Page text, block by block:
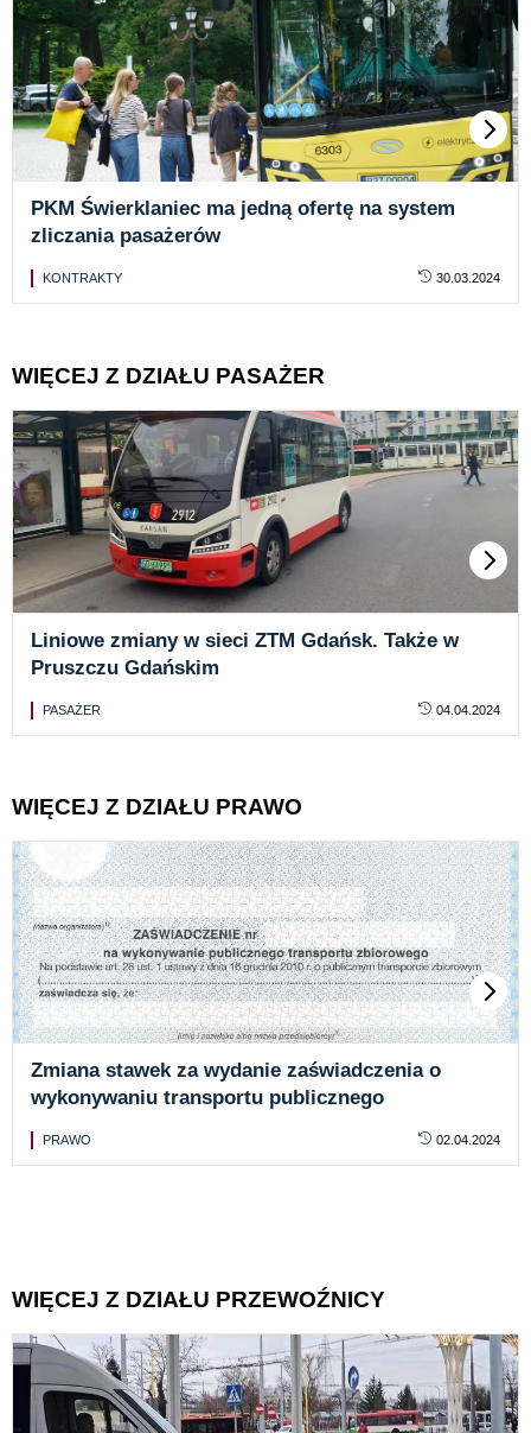
PKM Świerklaniec ma jedną ofertę na system
zliczania pasażerów
KONTRAKTY 30.03.2024
WIĘCEJ Z DZIAŁU PASAŻER
Liniowe zmiany w sieci ZTM Gdańsk. Także w
Pruszczu Gdańskim
PASAŻER 04.04.2024
WIĘCEJ Z DZIAŁU PRAWO
Zmiana stawek za wydanie zaświadczenia o
wykonywaniu transportu publicznego
PRAWO 02.04.2024
WIĘCEJ Z DZIAŁU PRZEWOŹNICY